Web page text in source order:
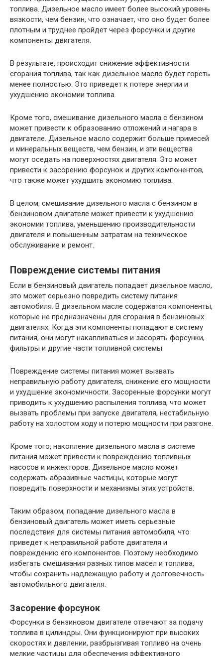
топлива. Дизельное масло имеет более высокий уровень
вязкости, чем бензин, что означает, что оно будет более
плотным и труднее пройдет через форсунки и другие
компоненты двигателя.
В результате, происходит снижение эффективности
сгорания топлива, так как дизельное масло будет гореть
менее полностью. Это приведет к потере энергии и
ухудшению экономии топлива.
Кроме того, смешивание дизельного масла с бензином
может привести к образованию отложений и нагара в
двигателе. Дизельное масло содержит больше примесей
и минеральных веществ, чем бензин, и эти вещества
могут оседать на поверхностях двигателя. Это может
привести к засорению форсунок и других компонентов,
что также может ухудшить экономию топлива.
В целом, смешивание дизельного масла с бензином в
бензиновом двигателе может привести к ухудшению
экономии топлива, уменьшению производительности
двигателя и повышенным затратам на техническое
обслуживание и ремонт.
Повреждение системы питания
Если в бензиновый двигатель попадает дизельное масло,
это может серьезно повредить систему питания
автомобиля. В дизельном масле содержатся компоненты,
которые не предназначены для сгорания в бензиновых
двигателях. Когда эти компоненты попадают в систему
питания, они могут накапливаться и засорять форсунки,
фильтры и другие части топливной системы.
Повреждение системы питания может вызвать
неправильную работу двигателя, снижение его мощности
и ухудшение экономичности. Засоренные форсунки могут
приводить к ухудшению распыления топлива, что может
вызвать проблемы при запуске двигателя, нестабильную
работу на холостом ходу и потерю мощности при разгоне.
Кроме того, накопление дизельного масла в системе
питания может привести к повреждению топливных
насосов и инжекторов. Дизельное масло может
содержать абразивные частицы, которые могут
повредить поверхности и механизмы этих устройств.
Таким образом, попадание дизельного масла в
бензиновый двигатель может иметь серьезные
последствия для системы питания автомобиля, что
приведет к неправильной работе двигателя и
повреждению его компонентов. Поэтому необходимо
избегать смешивания разных типов масел и топлива,
чтобы сохранить надлежащую работу и долговечность
автомобильного двигателя.
Засорение форсунок
Форсунки в бензиновом двигателе отвечают за подачу
топлива в цилиндры. Они функционируют при высоких
скоростях и давлении, разбрызгивая топливо на очень
мелкие частицы для обеспечения эффективного